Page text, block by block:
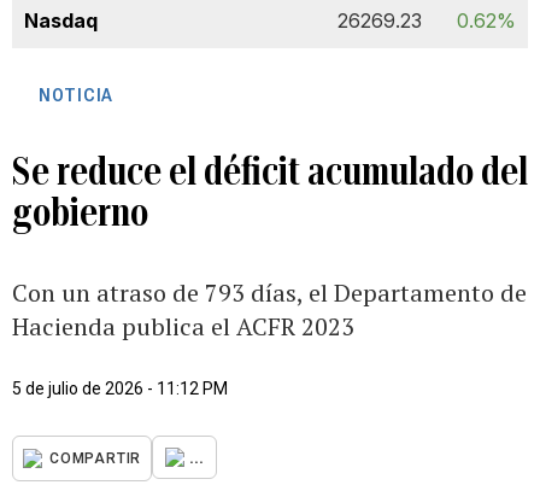
Nasdaq
26269.23 0.62%
NOTICIA
Se reduce el déficit acumulado del
gobierno
Con un atraso de 793 días, el Departamento de
Hacienda publica el ACFR 2023
5 de julio de 2026 - 11:12 PM
COMPARTIR ...